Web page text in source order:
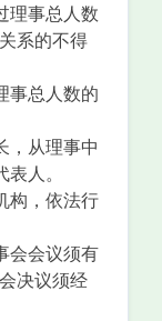
理事总人数
系的不得
事总人数的
，从理事中
人。
构，依法行
会会议须有
决议须经